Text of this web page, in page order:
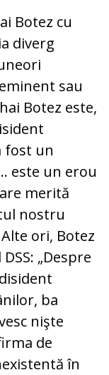
Botez cu
diverg
sau
Botez este,
fost un
este un erou
merită
nostru
ori, Botez
„Despre
ba
nişte
de
în